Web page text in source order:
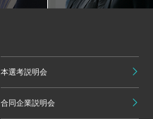
本選考説明会
合同企業説明会